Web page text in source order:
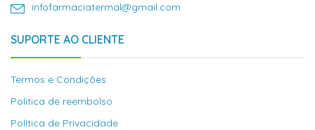
infofarmaciatermal@gmail.com
SUPORTE AO CLIENTE
Termos e Condições
Politica de reembolso
Política de Privacidade